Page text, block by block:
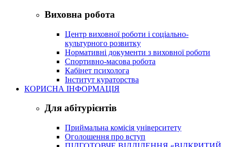
Виховна робота
Центр виховної роботи і соціально-
культурного розвитку
Нормативні документи з виховної роботи
Спортивно-масова робота
Кабінет психолога
Інститут кураторства
КОРИСНА ІНФОРМАЦІЯ
Для абітурієнтів
Приймальна комісія університету
Оголошення про вступ